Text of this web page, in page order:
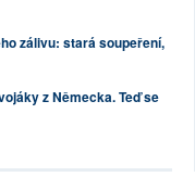
zálivu: stará soupeření,
z Německa. Teď se